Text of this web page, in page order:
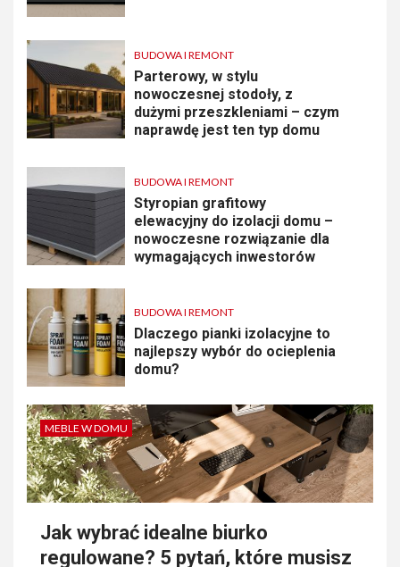
BUDOWA I REMONT
Parterowy, w stylu
nowoczesnej stodoły, z
dużymi przeszkleniami – czym
naprawdę jest ten typ domu
BUDOWA I REMONT
Styropian grafitowy
elewacyjny do izolacji domu –
nowoczesne rozwiązanie dla
wymagających inwestorów
BUDOWA I REMONT
Dlaczego pianki izolacyjne to
najlepszy wybór do ocieplenia
domu?
MEBLE W DOMU
Jak wybrać idealne biurko
regulowane? 5 pytań, które musisz